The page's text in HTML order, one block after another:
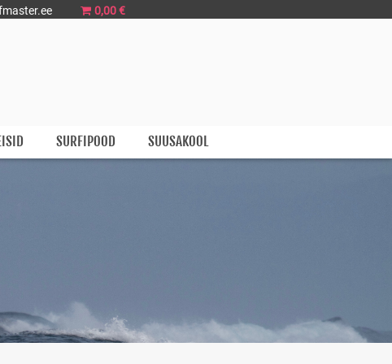
0,00 €
SURFIPOOD SUUSAKOOL